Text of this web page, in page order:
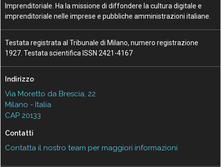
Imprenditoriale. Ha la missione di diffondere la cultura digitale e
imprenditoriale nelle imprese e pubbliche amministrazioni italiane.
Testata registrata al Tribunale di Milano, numero registrazione
1927. Testata scientifica ISSN 2421-4167
Indirizzo
Via Moretto da Brescia, 22
Milano - Italia
CAP 20133
Contatti
Contatta il nostro team per maggiori informazioni